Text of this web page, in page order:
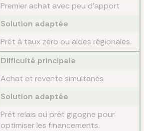
Premier achat avec peu d’apport
Solution adaptée
Prêt à taux zéro ou aides régionales.
Difficulté principale
Achat et revente simultanés
Solution adaptée
Prêt relais ou prêt gigogne pour
optimiser les financements.